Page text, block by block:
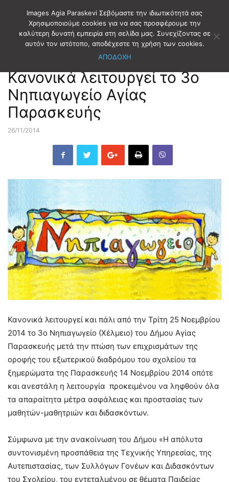
Αρχική ΔΗΜΟΤΙΚΑ ΝΕΑ
Κανονικά λειτουργεί το 3ο
Νηπιαγωγείο Αγίας
Παρασκευής
26/11/2014
Κανονικά λειτουργεί και πάλι από την Τρίτη 25 Νοεμβρίου
2014 το 3ο Νηπιαγωγείο (Χέλμειο) του Δήμου Αγίας
Παρασκευής μετά την πτώση των επιχρισμάτων της
οροφής του εξωτερικού διαδρόμου του σχολείου τα
ξημερώματα της Παρασκευής 14 Νοεμβρίου 2014 οπότε
και ανεστάλη η λειτουργία προκειμένου να ληφθούν όλα
τα απαραίτητα μέτρα ασφάλειας και προστασίας των
μαθητών-μαθητριών και διδασκόντων.
Σύμφωνα με την ανακοίνωση του Δήμου «Η απόλυτα
συντονισμένη προσπάθεια της Τεχνικής Υπηρεσίας, της
Αυτεπιστασίας, των Συλλόγων Γονέων και Διδασκόντων
του Σχολείου, του εντεταλμένου σε θέματα Παιδείας
Images Agia Paraskevi Σεβόμαστε την ιδιωτικότητά σας
Χρησιμοποιούμε cookies για να σας προσφέρουμε την
καλύτερη δυνατή εμπειρία στη σελίδα μας. Συνεχίζοντας σε
αυτόν τον ιστότοπο, αποδέχεστε τη χρήση των cookies.
ΑΠΟΔΟΧΗ